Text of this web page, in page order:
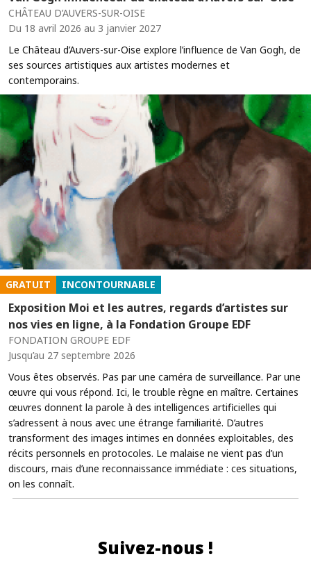
CHÂTEAU D’AUVERS-SUR-OISE
Du 18 avril 2026 au 3 janvier 2027
Le Château d’Auvers-sur-Oise explore l’influence de Van Gogh, de
ses sources artistiques aux artistes modernes et
contemporains.
GRATUIT INCONTOURNABLE
Exposition Moi et les autres, regards d’artistes sur
nos vies en ligne, à la Fondation Groupe EDF
FONDATION GROUPE EDF
Jusqu’au 27 septembre 2026
Vous êtes observés. Pas par une caméra de surveillance. Par une
œuvre qui vous répond. Ici, le trouble règne en maître. Certaines
œuvres donnent la parole à des intelligences artificielles qui
s’adressent à nous avec une étrange familiarité. D’autres
transforment des images intimes en données exploitables, des
récits personnels en protocoles. Le malaise ne vient pas d’un
discours, mais d’une reconnaissance immédiate : ces situations,
on les connaît.
Suivez-nous !